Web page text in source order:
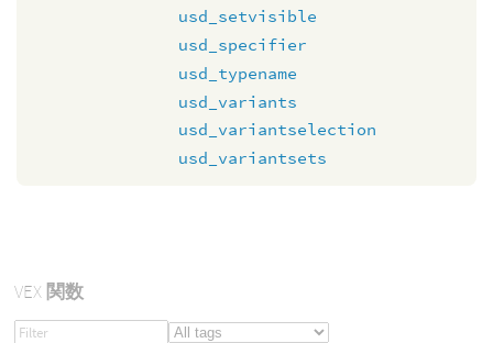
usd_setvisible
usd_specifier
usd_typename
usd_variants
usd_variantselection
usd_variantsets
VEX関数